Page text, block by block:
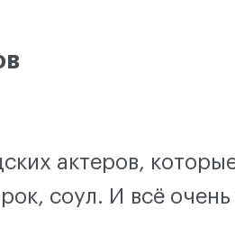
актеров,
соул. И всё очень